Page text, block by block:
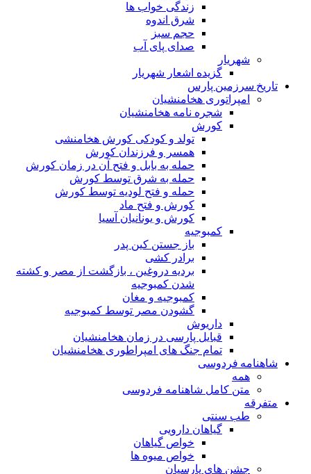
زندگی خواب ها
شرق اندوه
حجم سبز
صدای پای آب
شهریار
گزیده اشعار شهریار
تاریخ سرزمین پارس
امپراتوری هخامنشیان
شجره نامه هخامنشیان
کورش
تولد و کودکی کورش هخامنشی
همسر و فرزندان کورش
حمله به بابل و فتح آن در زمان کورش
حمله به شرق توسط کورش
حمله و فتح لودیه توسط کورش
کورش و فتح ماد
کورش و یونانیان آسیا
کمبوجیه
باز جستن کین پدر
برادر کشی
بردیه دروغین ، بازگشت از مصر و کشته
شدن کمبوجیه
کمبوجیه و مغان
گشودن مصر توسط کمبوجیه
داریوش
قبایل پارسی در زمان هخامنشیان
تمام جنگ های امپراطوری هخامنشیان
شاهنامه فردوسی
همه
متن کامل شاهنامه فردوسی
متفرقه
طب سنتی
گیاهان دارویی
خواص گیاهان
خواص میوه ها
جشن های پارسیان